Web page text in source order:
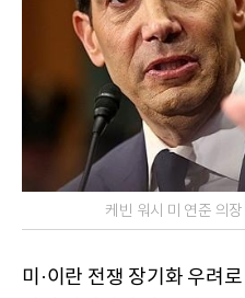
케빈 워시 미 연준 의
미·이란 전쟁 장기화 우려